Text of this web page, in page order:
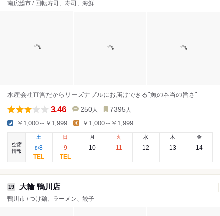
南房総市 / 回転寿司、寿司、海鮮
水産会社直営だからリーズナブルにお届けできる"魚の本当の旨さ"
3.46 250 人 7395 人
￥1,000～￥1,999 ￥1,000～￥1,999
空席
情報
土
8/8
日
9
月
10
火
11
水
12
木
13
金
14
19 大輪 鴨川店
鴨川市 / つけ麺、ラーメン、餃子